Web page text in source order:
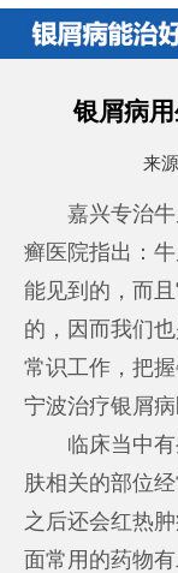
银屑病
来源
嘉兴专治牛
癣医院指出：
能见到的，而
的，因而我们
常识工作，把
宁波治疗银屑
临床当中有
肤相关的部位
之后还会红热
面常用的药物